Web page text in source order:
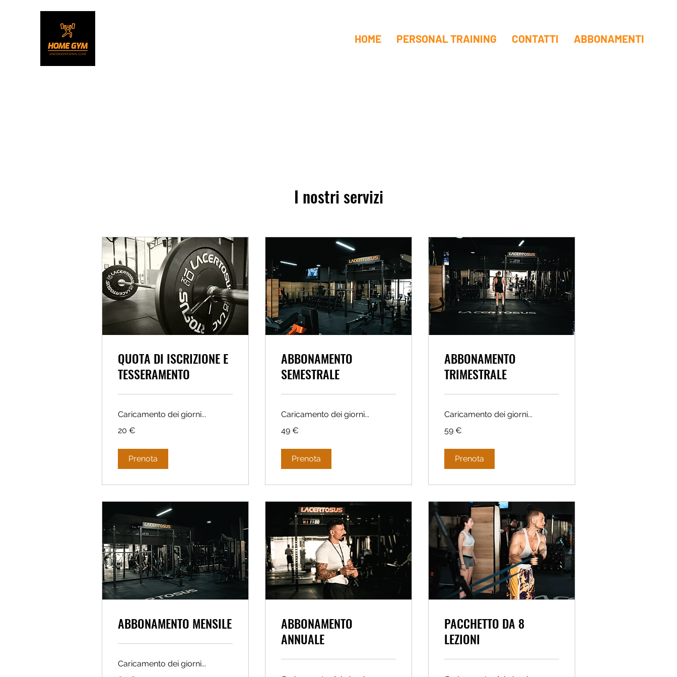
HOME PERSONAL TRAINING CONTATTI ABBONAMENTI
I nostri servizi
QUOTA DI ISCRIZIONE E
TESSERAMENTO
Caricamento dei giorni...
euro
20 €
Prenota
ABBONAMENTO
SEMESTRALE
Caricamento dei giorni...
euro
49 €
Prenota
ABBONAMENTO
TRIMESTRALE
Caricamento dei giorni...
euro
59 €
Prenota
ABBONAMENTO MENSILE
Caricamento dei giorni...
ABBONAMENTO
ANNUALE
PACCHETTO DA 8
LEZIONI